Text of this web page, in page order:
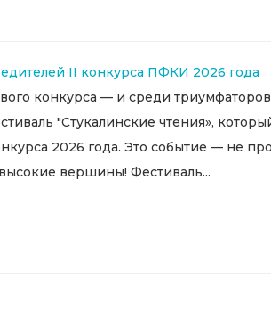
II конкурса ПФКИ 2026 года
конкурса — и среди
"Стукалинские чтения»,
2026 года. Это событие — не
вершины! Фестиваль...